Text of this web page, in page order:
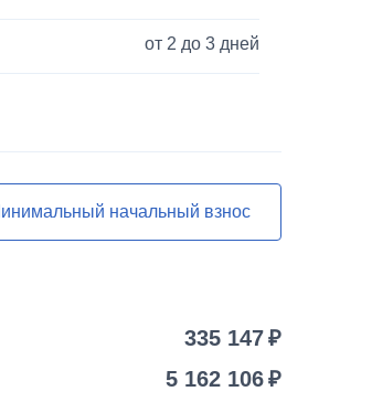
от 2 до 3 дней
от 2 до 3 дней
от 5 до 10 дней
начальный взнос
335 147
5 162 106